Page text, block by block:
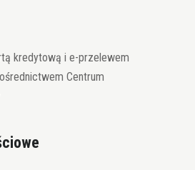
kredytową i e-przelewem
Centrum